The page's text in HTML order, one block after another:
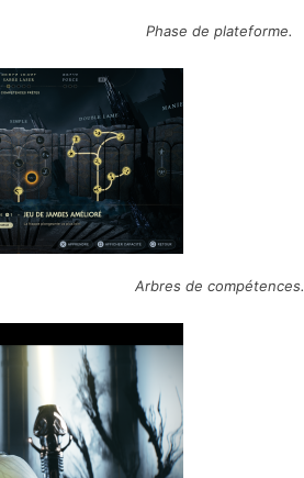
Phase de plateforme.
Arbres de compétences.